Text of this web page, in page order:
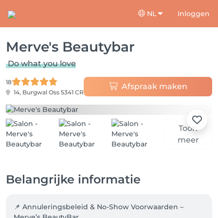
NL Inloggen
Merve's Beautybar
Do what you love
18
14, Burgwal Oss 5341 CR
Afspraak maken
Toon
meer
Belangrijke informatie
📌 Annuleringsbeleid & No-Show Voorwaarden –